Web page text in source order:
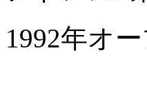
1992年オ